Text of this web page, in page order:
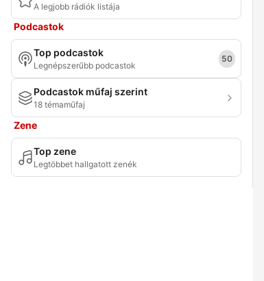
A legjobb rádiók listája
Podcastok
Top podcastok
Legnépszerűbb podcastok
50
Podcastok műfaj szerint
18 témaműfaj
Zene
Top zene
Legtöbbet hallgatott zenék